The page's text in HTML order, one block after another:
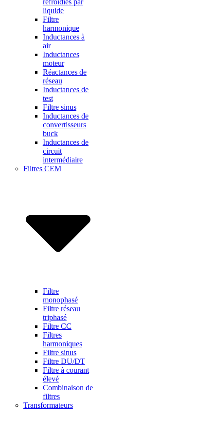
refroidies par
liquide
Filtre
harmonique
Inductances à
air
Inductances
moteur
Réactances de
réseau
Inductances de
test
Filtre sinus
Inductances de
convertisseurs
buck
Inductances de
circuit
intermédiaire
Filtres CEM
Filtre
monophasé
Filtre réseau
triphasé
Filtre CC
Filtres
harmoniques
Filtre sinus
Filtre DU/DT
Filtre à courant
élevé
Combinaison de
filtres
Transformateurs